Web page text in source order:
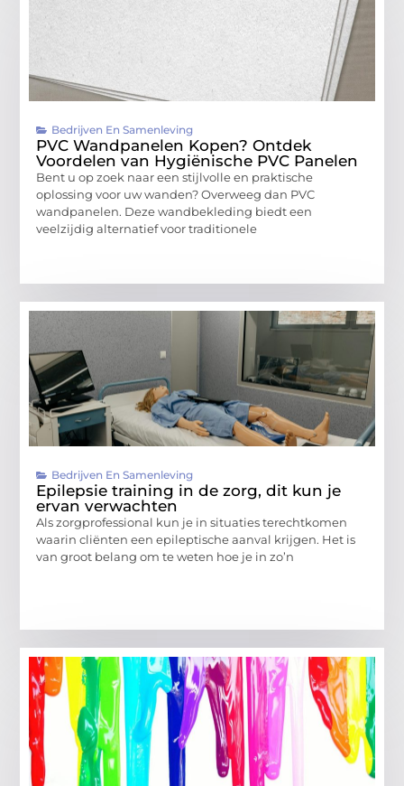
Bedrijven En Samenleving
PVC Wandpanelen Kopen? Ontdek
Voordelen van Hygiënische PVC Panelen
Bent u op zoek naar een stijlvolle en praktische
oplossing voor uw wanden? Overweeg dan PVC
wandpanelen. Deze wandbekleding biedt een
veelzijdig alternatief voor traditionele
Bedrijven En Samenleving
Epilepsie training in de zorg, dit kun je
ervan verwachten
Als zorgprofessional kun je in situaties terechtkomen
waarin cliënten een epileptische aanval krijgen. Het is
van groot belang om te weten hoe je in zo’n